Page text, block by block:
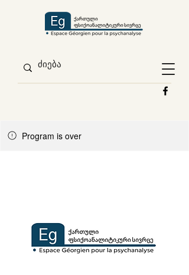
Program is over